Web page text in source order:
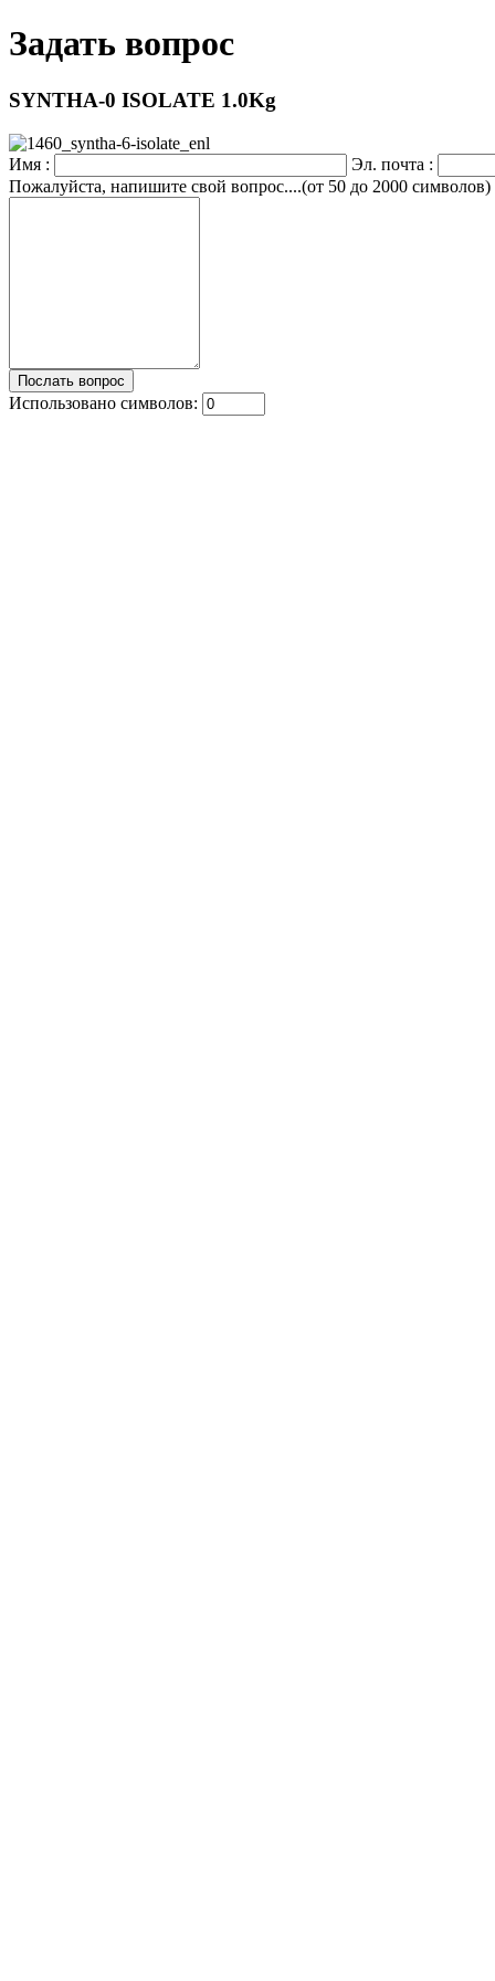
Задать вопрос
SYNTHA-0 ISOLATE 1.0Kg
Имя :
Эл. почта :
Пожалуйста, напишите свой вопрос....(от 50 до 2000 символов)
Использовано символов: